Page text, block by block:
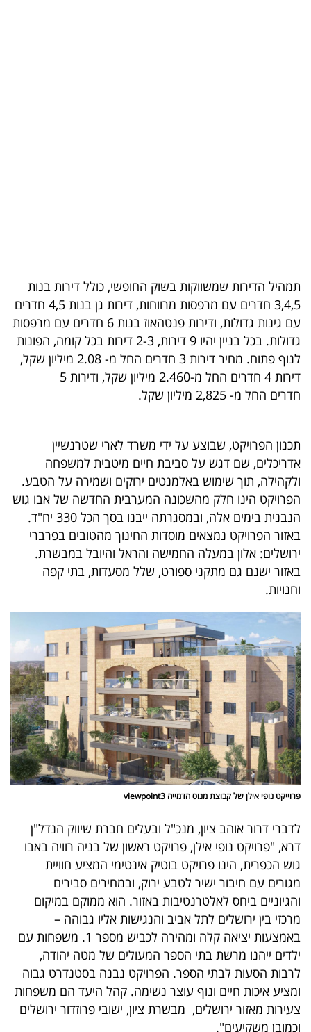
המילון
הכלכלי
פודקאסט
40
UNDER
שיתופי
פעולה
דרושים
ניוזלטרים
מייל
אדום
פרסמו
באייס
עקבו
אחרינו:
תמהיל הדירות שמשווקות בשוק החופשי, כולל דירות בנות
3,4,5 חדרים עם מרפסות מרווחות, דירות גן בנות 4,5 חדרים
עם גינות גדולות, ודירות פנטהאוז בנות 6 חדרים עם מרפסות
גדולות. בכל בניין יהיו 9 דירות, 2-3 דירות בכל קומה, הפונות
לנוף פתוח. מחיר דירות 3 חדרים החל מ- 2.08 מיליון שקל,
דירות 4 חדרים החל מ-2.460 מיליון שקל, ודירות 5
חדרים החל מ- 2,825 מיליון שקל.
תכנון הפרויקט, שבוצע על ידי משרד לארי שטרנשיין
אדריכלים, שם דגש על סביבת חיים מיטבית למשפחה
ולקהילה, תוך שימוש באלמנטים ירוקים ושמירה על הטבע.
הפרויקט הינו חלק מהשכונה המערבית החדשה של אבו גוש
הנבנית בימים אלה, ובמסגרתה ייבנו בסך הכל 330 יח"ד.
באזור הפרויקט נמצאים מוסדות החינוך מהטובים בפרברי
ירושלים: אלון במעלה החמישה והראל והיובל במבשרת.
באזור ישנם גם מתקני ספורט, שלל מסעדות, בתי קפה
וחנויות.
פרוייקט נופי אילן של קבוצת מנוס הדמייה viewpoint3
לדברי דרור אוהב ציון, מנכ"ל ובעלים חברת שיווק הנדל"ן
דרא, "פרויקט נופי אילן, פרויקט ראשון של בניה רוויה באבו
גוש הכפרית, הינו פרויקט בוטיק אינטימי המציע חוויית
מגורים עם חיבור ישיר לטבע ירוק, ובמחירים סבירים
והגיוניים ביחס לאלטרנטיבות באזור. הוא ממוקם במיקום
מרכזי בין ירושלים לתל אביב והנגישות אליו גבוהה –
באמצעות יציאה קלה ומהירה לכביש מספר 1. משפחות עם
ילדים ייהנו מרשת בתי הספר המעולים של מטה יהודה,
לרבות הסעות לבתי הספר. הפרויקט נבנה בסטנדרט גבוה
ומציע איכות חיים ונוף עוצר נשימה. קהל היעד הם משפחות
צעירות מאזור ירושלים, מבשרת ציון, ישובי פרוזדור ירושלים
וכמובן משקיעים".